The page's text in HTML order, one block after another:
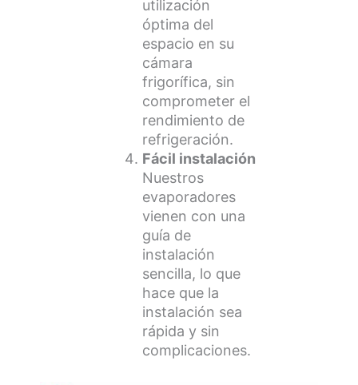
utilización
óptima del
espacio en su
cámara
frigorífica, sin
comprometer el
rendimiento de
refrigeración.
Fácil instalación
Nuestros
evaporadores
vienen con una
guía de
instalación
sencilla, lo que
hace que la
instalación sea
rápida y sin
complicaciones.